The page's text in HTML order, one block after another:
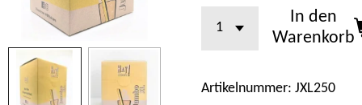
In den
Warenkorb
Artikelnummer: JXL250